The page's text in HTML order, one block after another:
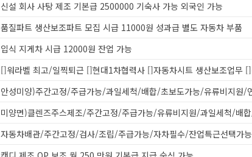
신설 회사 사탕 제조 기본급 2500000 기숙사 가능 외국인 가능
품질파트 생산보조파트 모집 시급 11000원 성과급 별도 자동차 부품
입식 지게차 시급 12000원 잔업 가능
자동차배관/주간고정/검사/조립/주급가능/자차필수/잔업특근선택가능